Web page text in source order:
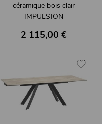
céramique bois clair
IMPULSION
2 115,00 €